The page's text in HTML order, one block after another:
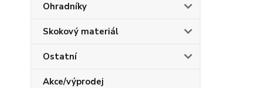
Ohradníky
Skokový materiál
Ostatní
Akce/výprodej